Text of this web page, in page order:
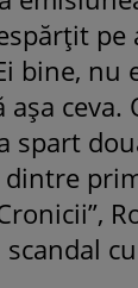
pe
bine, nu
ceva.
spart
dintre